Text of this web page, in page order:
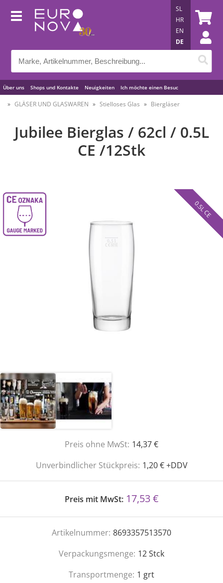
Über uns Shops und Kontakte Neuigkeiten Ich möchte einen Besuc
Nützliche Tipps
SL
HR
EN
DE
GLÄSER UND GLASWAREN Stielloses Glas Biergläser
Jubilee Bierglas / 62cl / 0.5L
CE /12Stk
0.5L CE
Preis ohne MwSt: 14,37 €
Unverbindlicher Stückpreis: 1,20 € +DDV
Preis mit MwSt: 17,53 €
Artikelnummer: 8693357513570
Verpackungsmenge: 12Stck
Transportmenge: 1 grt